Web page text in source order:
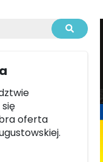
oferta